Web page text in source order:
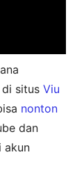
di situsViu
nonton
dan
akun